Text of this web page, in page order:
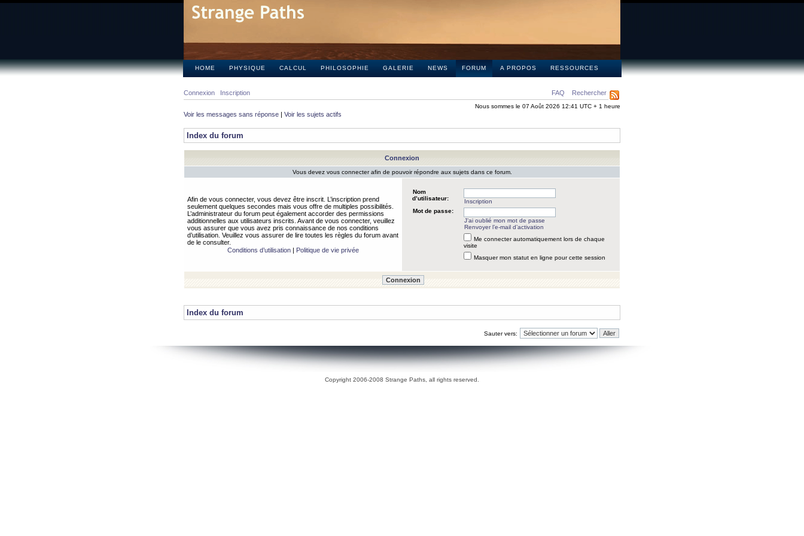
HOME PHYSIQUE CALCUL PHILOSOPHIE GALERIE NEWS FORUM A PROPOS RESSOURCES
FAQ Rechercher
Connexion Inscription
Nous sommes le 07 Août 2026 12:41 UTC + 1 heure
Voir les messages sans réponse | Voir les sujets actifs
Index du forum
Connexion
Vous devez vous connecter afin de pouvoir répondre aux sujets dans ce forum.
Afin de vous connecter, vous devez être inscrit. L’inscription prend
seulement quelques secondes mais vous offre de multiples possibilités.
L’administrateur du forum peut également accorder des permissions
additionnelles aux utilisateurs inscrits. Avant de vous connecter, veuillez
vous assurer que vous avez pris connaissance de nos conditions
d’utilisation. Veuillez vous assurer de lire toutes les règles du forum avant
de le consulter.
Conditions d’utilisation| Politique de vie privée
Nom
d’utilisateur:
Inscription
Mot de passe:
J’ai oublié mon mot de passe
Renvoyer l’e-mail d’activation
Me connecter automatiquement lors de chaque
visite
Masquer mon statut en ligne pour cette session
Index du forum
Sauter vers:
Copyright 2006-2008 Strange Paths, all rights reserved.